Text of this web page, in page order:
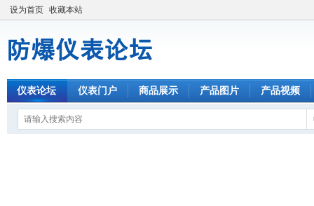
设为首页 收藏本站
仪表论坛 仪表门户 商品展示 产品图片 产品视频